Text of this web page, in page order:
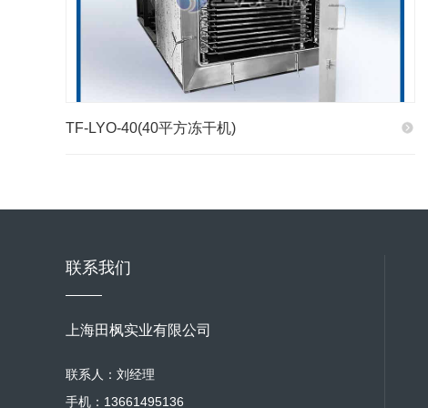
TF-LYO-40(40平方冻干机)
联系我们
上海田枫实业有限公司
联系人：刘经理
手机：13661495136